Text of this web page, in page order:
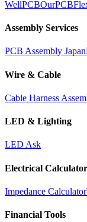
WellPCBOurPCB
Assembly Services
PCB Assembly Japan
Wire & Cable
Cable Harness
LED & Lighting
LED Ask
Electrical
Impedance Calculator
Financial Tools